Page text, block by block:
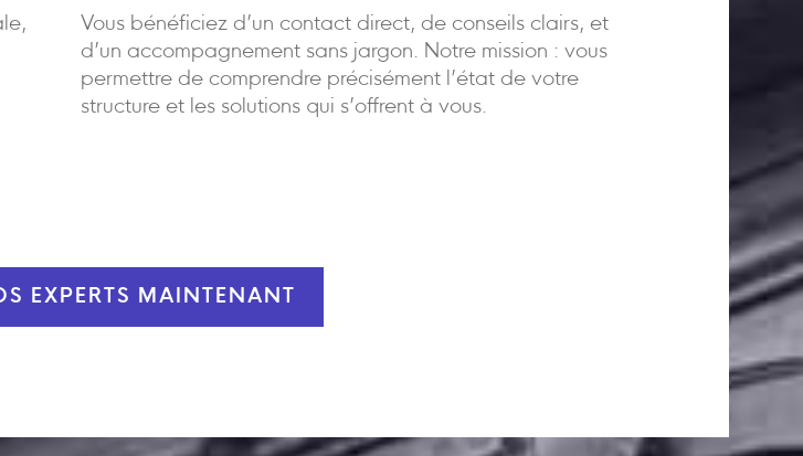
Vous bénéficiez d’un contact direct, de conseils clairs, et
d’un accompagnement sans jargon. Notre mission : vous
permettre de comprendre précisément l’état de votre
structure et les solutions qui s’offrent à vous.
EXPERTS MAINTENANT